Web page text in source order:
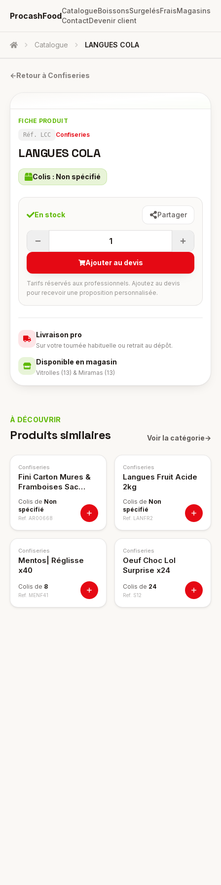
ProcashFood
CatalogueBoissonsSurgelésFraisMagasins
ContactDevenir client
Accueil Catalogue LANGUES COLA
←Retour à Confiseries
FICHE PRODUIT
Réf. LCC Confiseries
LANGUES COLA
Colis : Non spécifié
En stock Partager
1
Ajouter au devis
Tarifs réservés aux professionnels. Ajoutez au devis
pour recevoir une proposition personnalisée.
Livraison pro
Sur votre tournée habituelle ou retrait au dépôt.
Disponible en magasin
Vitrolles (13) & Miramas (13)
À DÉCOUVRIR
Produits similaires Voir la catégorie→
Confiseries
Fini Carton Mures &
Framboises Sac
Colis de Non
spécifié
Ref. AR00668
Confiseries
Langues Fruit Acide
2kg
Colis de Non
spécifié
Ref. LANFR2
Confiseries
Mentos| Réglisse
x40
Colis de 8
Ref. MENF41
Confiseries
Oeuf Choc Lol
Surprise x24
Colis de 24
Ref. S12